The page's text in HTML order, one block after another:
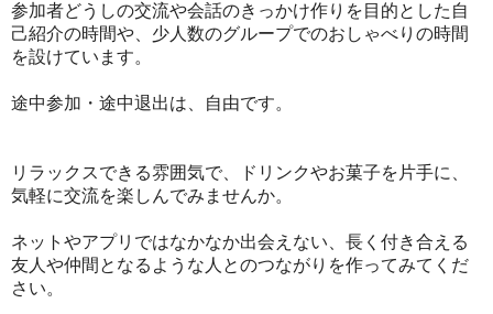
参加者どうしの交流や会話のきっかけ作りを目的とした自
己紹介の時間や、少人数のグループでのおしゃべりの時間
を設けています。
途中参加・途中退出は、自由です。
リラックスできる雰囲気で、ドリンクやお菓子を片手に、
気軽に交流を楽しんでみませんか。
ネットやアプリではなかなか出会えない、長く付き合える
友人や仲間となるような人とのつながりを作ってみてくだ
さい。